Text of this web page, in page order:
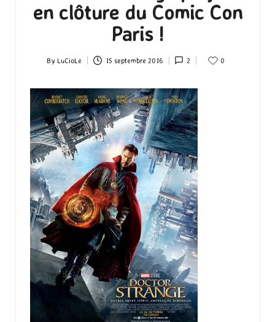
en clôture du Comic Con
Paris !
Posted
By LuCioLe 15 septembre 2016 2 0